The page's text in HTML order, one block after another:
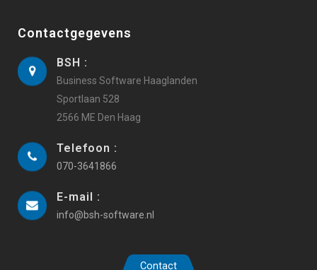
Contactgegevens
BSH :
Business Software Haaglanden
Sportlaan 528
2566 ME Den Haag
Telefoon :
070-3641866
E-mail :
info@bsh-software.nl
Contact